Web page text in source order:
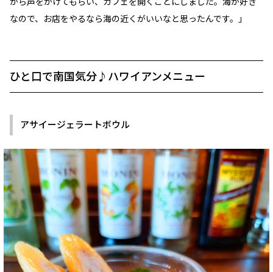
なので、お店をやるなら海の近くがいいなと思ったんです。」
ひと口で南国気分♪ハワイアンメニュー
アサイージェラートボウル